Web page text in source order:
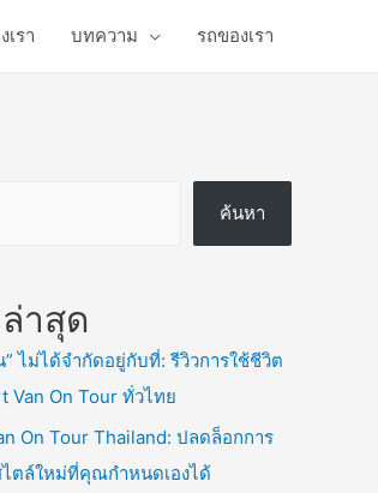
เรา บทความ รถของเรา
ค้นหา
ล่าสุด
” ไม่ได้จำกัดอยู่กับที่: รีวิวการใช้ชีวิต
Van On Tour ทั่วไทย
On Tour Thailand: ปลดล็อกการ
ตล์ใหม่ที่คุณกำหนดเองได้